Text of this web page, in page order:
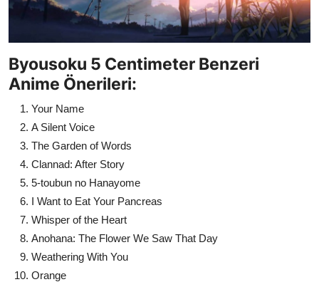
Byousoku 5 Centimeter Benzeri
Anime Önerileri:
Your Name
A Silent Voice
The Garden of Words
Clannad: After Story
5-toubun no Hanayome
I Want to Eat Your Pancreas
Whisper of the Heart
Anohana: The Flower We Saw That Day
Weathering With You
Orange